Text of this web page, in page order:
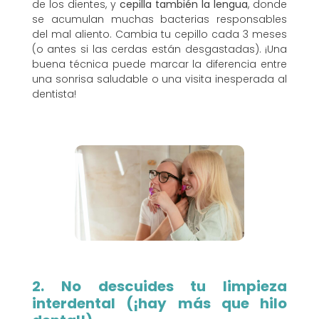
de los dientes, y cepilla también la lengua, donde
se acumulan muchas bacterias responsables
del mal aliento. Cambia tu cepillo cada 3 meses
(o antes si las cerdas están desgastadas). ¡Una
buena técnica puede marcar la diferencia entre
una sonrisa saludable o una visita inesperada al
dentista!
2. No descuides tu limpieza
interdental (¡hay más que hilo